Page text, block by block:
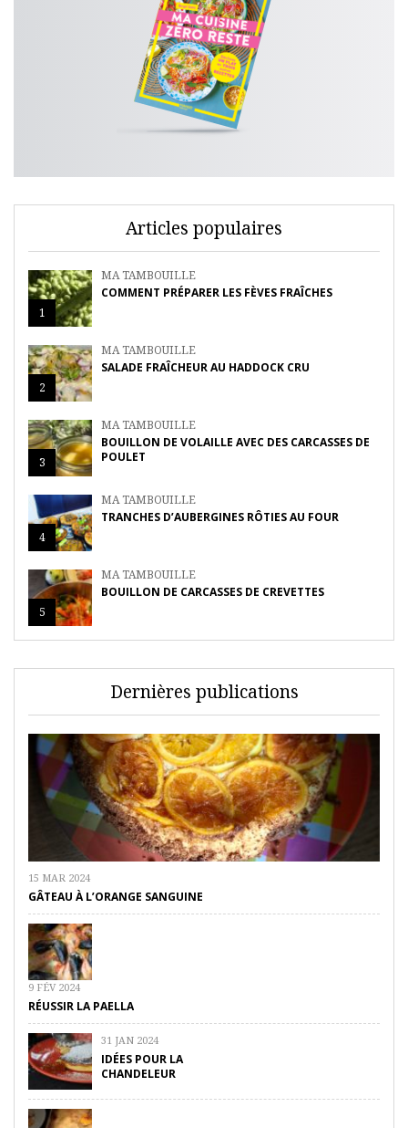
Articles populaires
1
MA TAMBOUILLE
COMMENT PRÉPARER LES FÈVES FRAÎCHES
2
MA TAMBOUILLE
SALADE FRAÎCHEUR AU HADDOCK CRU
3
MA TAMBOUILLE
BOUILLON DE VOLAILLE AVEC DES CARCASSES DE
POULET
4
MA TAMBOUILLE
TRANCHES D’AUBERGINES RÔTIES AU FOUR
5
MA TAMBOUILLE
BOUILLON DE CARCASSES DE CREVETTES
Dernières publications
15 MAR 2024
GÂTEAU À L’ORANGE SANGUINE
9 FÉV 2024
RÉUSSIR LA PAELLA
31 JAN 2024
IDÉES POUR LA
CHANDELEUR